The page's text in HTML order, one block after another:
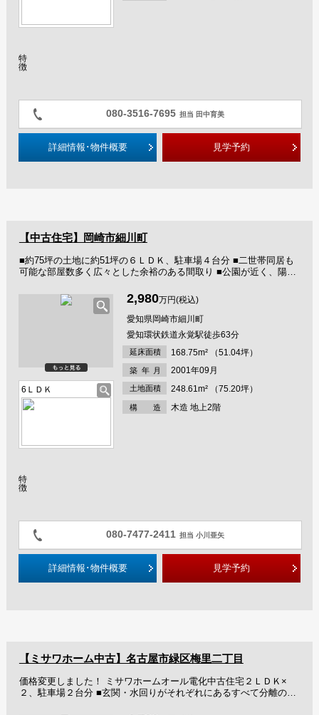
特
徴
080-3516-7695 担当 田中育美
詳細情報･物件概要 見学予約
【中古住宅】岡崎市細川町
■約75坪の土地に約51坪の６ＬＤＫ、駐車場４台分 ■二世帯同居も
可能な部屋数多く広々とした余裕のある間取り ■公園が近く、陽当
6ＬＤＫ
2,980万円(税込)
愛知県岡崎市細川町
愛知環状鉄道永覚駅徒歩63分
延床面積 168.75m² （51.04坪）
築年 月 2001年09月
土地面積 248.61m² （75.20坪）
構 造 木造 地上2階
特
徴
080-7477-2411 担当 小川亜矢
詳細情報･物件概要 見学予約
【ミサワホーム中古】名古屋市緑区梅里二丁目
価格変更しました！ ミサワホームオール電化中古住宅２ＬＤＫ×
２、駐車場２台分 ■玄関・水回りがそれぞれにあるすべて分離の二